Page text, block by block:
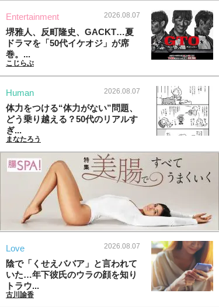
Entertainment 2026.08.07
堺雅人、反町隆史、GACKT…夏
ドラマを「50代イケオジ」が席
巻。...
こじらぶ
Human 2026.08.07
体力をつける“体力がない”問題、
どう乗り越える？50代のリアルす
ぎ...
まなたろう
Love 2026.08.07
陰で「くせえババア」と言われて
いた…年下彼氏のウラの顔を知り
トラウ...
古川諭香